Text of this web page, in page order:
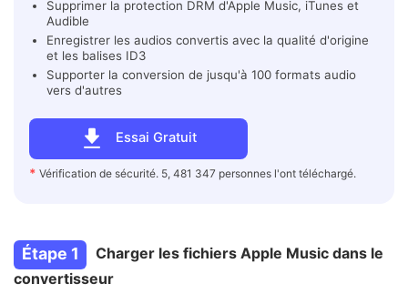
Essai Gratuit
* Vérification de sécurité. 5, 481 347 personnes l'ont téléchargé.
Supprimer la protection DRM d'Apple Music, iTunes et
Audible
Enregistrer les audios convertis avec la qualité d'origine
et les balises ID3
Supporter la conversion de jusqu'à 100 formats audio
vers d'autres
Étape 1
Charger les fichiers Apple Music dans le
convertisseur